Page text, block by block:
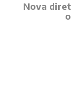
Nova